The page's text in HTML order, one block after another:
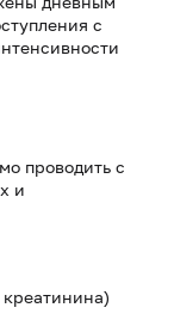
с
проводить с
и